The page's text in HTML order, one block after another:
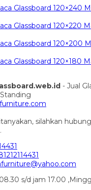
Glassboard 120×240
Glassboard 120×220
Glassboard 120×200
Glassboard 120×180
- Jual
silahkan
s/d jam 17.00